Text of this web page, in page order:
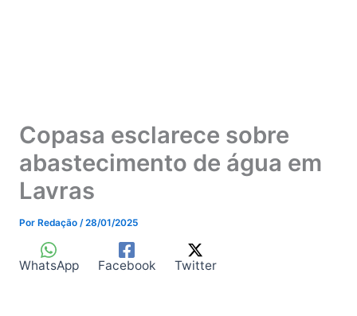
Copasa esclarece sobre
abastecimento de água em
Lavras
Por Redação /28/01/2025
WhatsApp Facebook Twitter